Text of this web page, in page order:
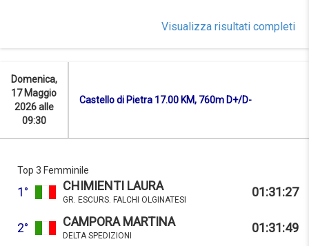
Visualizza risultati completi
Domenica,
17 Maggio
2026 alle
09:30
Castello di Pietra 17.00 KM, 760m D+/D-
Top 3 Femminile
1° CHIMIENTI LAURA
GR. ESCURS. FALCHI OLGINATESI
01:31:27
2° CAMPORA MARTINA
DELTA SPEDIZIONI
01:31:49